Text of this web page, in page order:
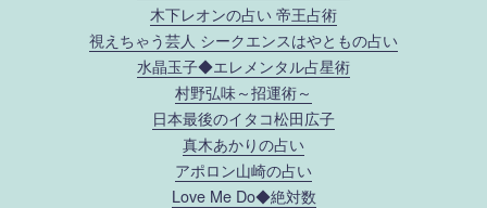
木下レオンの占い 帝王占術
視えちゃう芸人 シークエンスはやともの占い
水晶玉子◆エレメンタル占星術
村野弘味～招運術～
日本最後のイタコ松田広子
真木あかりの占い
アポロン山崎の占い
Love Me Do◆絶対数